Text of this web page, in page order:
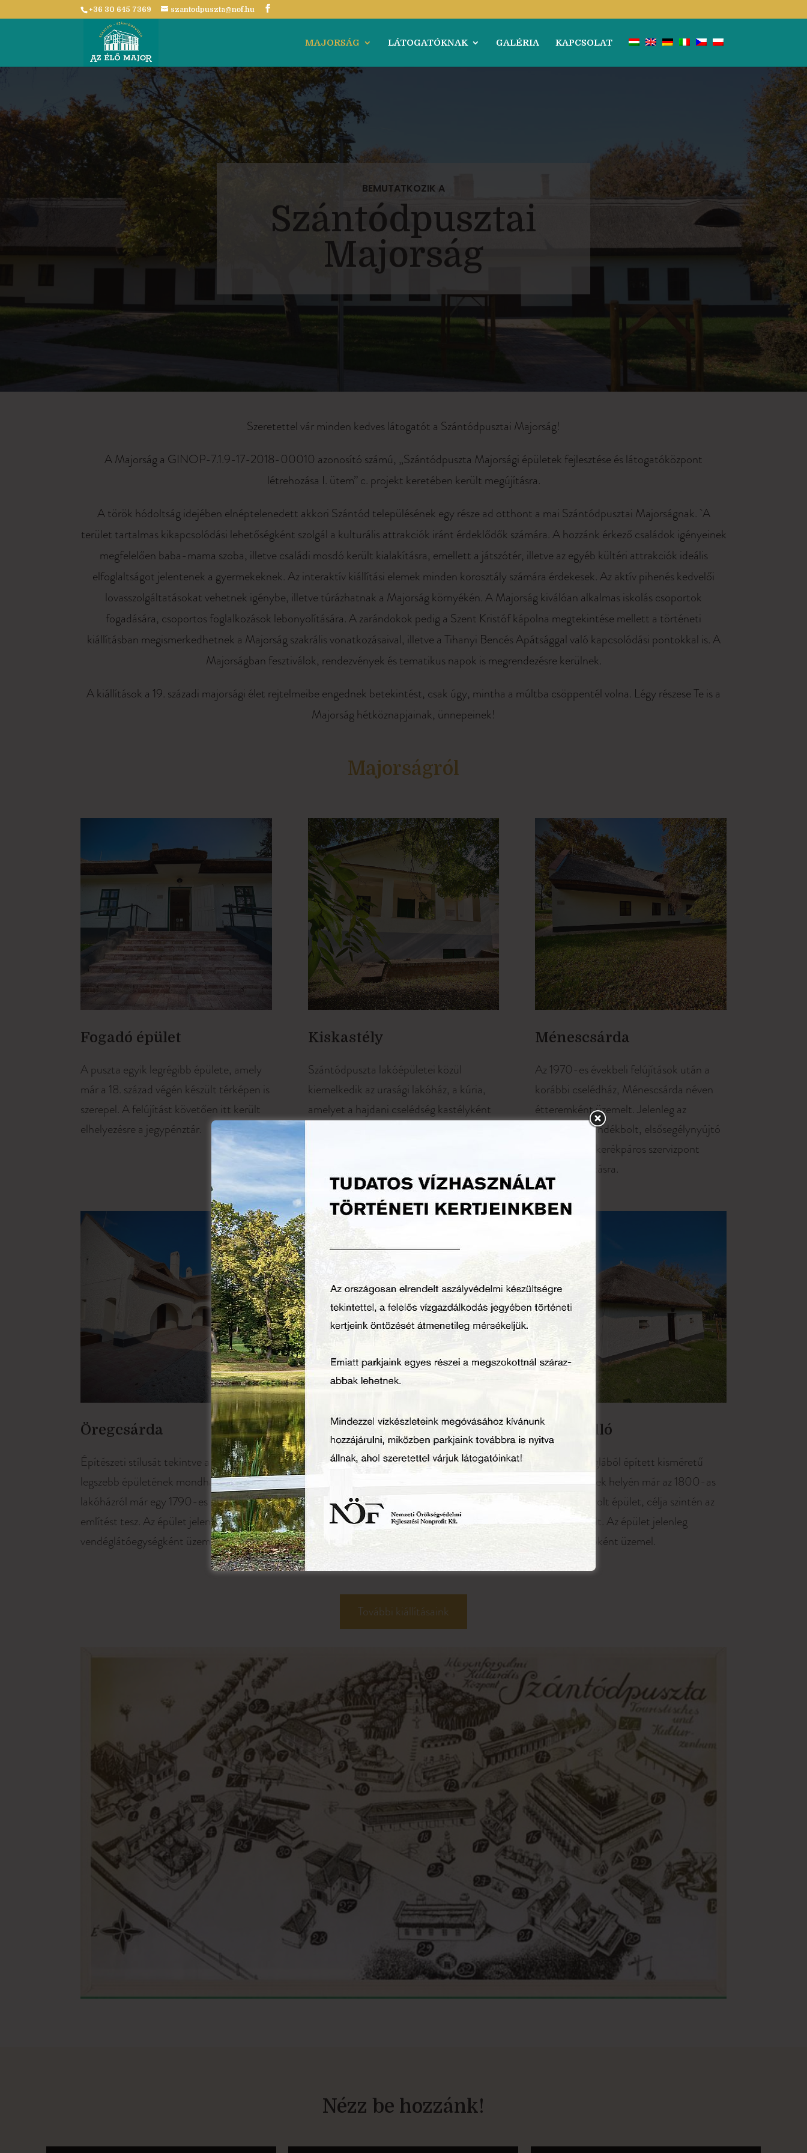
+36 30 645 7369 szantodpuszta@nof.hu
MAJORSÁG LÁTOGATÓKNAK GALÉRIA KAPCSOLAT
BEMUTATKOZIK A
Szántódpusztai
Majorság
Szeretettel vár minden kedves látogatót a Szántódpusztai Majorság!
A Majorság a GINOP-7.1.9-17-2018-00010 azonosító számú, „Szántódpuszta Majorsági épületek fejlesztése és látogatóközpont
létrehozása I. ütem” c. projekt keretében került megújításra.
A török hódoltság idejében elnéptelenedett akkori Szántód településének egy része ad otthont a mai Szántódpusztai Majorságnak. A
terület tartalmas kikapcsolódási lehetőségként szolgál a kulturális attrakciók iránt érdeklődők számára. A hozzánk érkező családok igényeinek
megfelelően baba-mama szoba, illetve családi mosdó került kialakításra, emellett a játszótér, illetve az egyéb kültéri attrakciók ideális
elfoglaltságot jelentenek a gyermekeknek. Az interaktív kiállítási elemek minden korosztály számára érdekesek. Az aktív pihenés kedvelői
lovasszolgáltatásokat vehetnek igénybe, illetve túrázhatnak a Majorság környékén. A Majorság kiválóan alkalmas iskolás csoportok
fogadására, csoportos foglalkozások lebonyolítására. A zarándokok pedig a Szent Kristóf kápolna megtekintése mellett a történeti
kiállításban megismerkedhetnek a Majorság szakrális vonatkozásaival, illetve a Tihanyi Bencés Apátsággal való kapcsolódási pontokkal is. A
Majorságban fesztiválok, rendezvények és tematikus napok is megrendezésre kerülnek.
A kiállítások a 19. századi majorsági élet rejtelmeibe engednek betekintést, csak úgy, mintha a múltba csöppentél volna. Légy részese Te is a
Majorság hétköznapjainak, ünnepeinek!
Majorságról
Fogadó épület
A puszta egyik legrégibb épülete, amely
már a 18. század végén készült térképen is
szerepel. A felújítást követően itt került
elhelyezésre a jegypénztár.
Kiskastély
Szántódpuszta lakóépületei közül
kiemelkedik az urasági lakóház, a kúria,
amelyet a hajdani cselédség kastélyként
Ménescsárda
Az 1970-es évekbeli felújítások után a
korábbi cselédház, Ménescsárda néven
étteremként üzemelt. Jelenleg az
épületben ajándékbolt, elsősegélynyújtó
tér, valamint kerékpáros szervizpont
került kialakításra.
Öregcsárda
Építészeti stílusát tekintve a puszta egyik
legszebb épületének mondható L alakú
lakóházról már egy 1790-es feljegyzés is
említést tesz. Az épület jelenleg
vendéglátóegységként üzemel.
Magtár
A Magtárban a Búza útja c. interaktív
a paraszti háztartások önellátása, éves
kenyérszükségletük biztosítása miatt volt
fontos.
Póniistálló
1825-ben téglából épített kisméretű
istálló, melynek helyén már az 1800-as
évek előtt is volt épület, célja szintén az
állattartás volt. Az épület jelenleg
állatsimogatóként üzemel.
További kiállításaink
Nézz be hozzánk!